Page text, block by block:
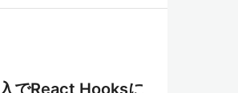
でReact Hooksに